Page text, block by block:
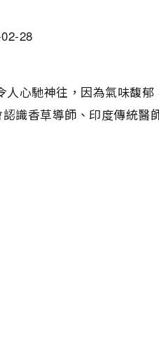
28
人心馳神往，因為氣味馥
認識香草導師、印度傳統